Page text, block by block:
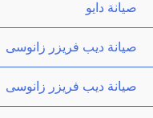
صيانة دايو
صيانة ديب فريزر زانوسى
صيانة ديب فريزر زانوسى